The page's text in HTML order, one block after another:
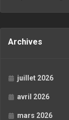
Archives
juillet 2026
avril 2026
mars 2026